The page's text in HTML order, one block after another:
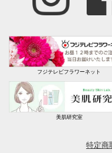
フジテレビフラワーネット
美肌研究室
特定商